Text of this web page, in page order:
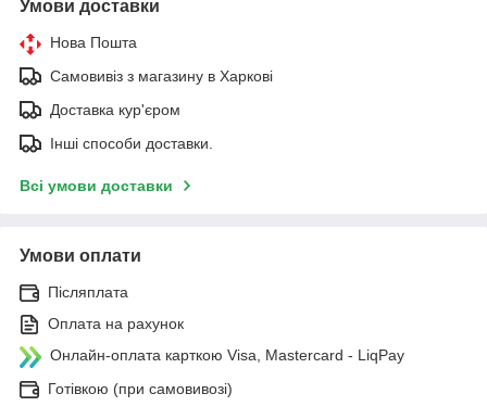
Умови доставки
Нова Пошта
Самовивіз з магазину в Харкові
Доставка кур'єром
Інші способи доставки.
Всі умови доставки
Умови оплати
Післяплата
Оплата на рахунок
Онлайн-оплата карткою Visa, Mastercard - LiqPay
Готівкою (при самовивозі)